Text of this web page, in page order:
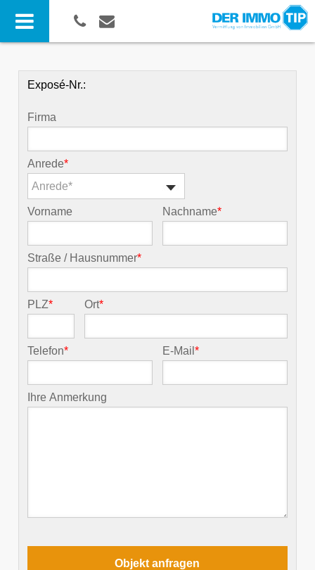
Exposé-Nr.:
Firma
Anrede*
Anrede*
Vorname Nachname*
Straße / Hausnummer*
PLZ* Ort*
Telefon* E-Mail*
Ihre Anmerkung